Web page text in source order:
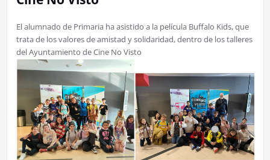
El alumnado de Primaria ha asistido a la película Buffalo Kids, que
trata de los valores de amistad y solidaridad, dentro de los talleres
del Ayuntamiento de Cine No Visto